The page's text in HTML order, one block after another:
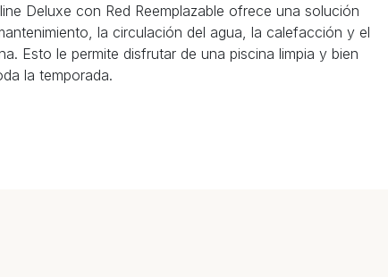
Deluxe con Red Reemplazable ofrece una solución
la circulación del agua, la calefacción y el
Esto le permite disfrutar de una piscina limpia y bien
la temporada.